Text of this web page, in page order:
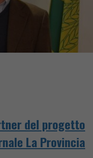
del progetto
La Provincia